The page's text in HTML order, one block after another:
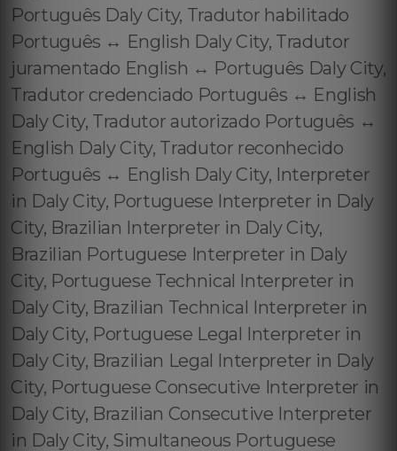
Português Daly City, Tradutor habilitado
Português ↔️ English Daly City, Tradutor
juramentado English ↔️ Português Daly City,
Tradutor credenciado Português ↔️ English
Daly City, Tradutor autorizado Português ↔️
English Daly City, Tradutor reconhecido
Português ↔️ English Daly City, Interpreter
in Daly City, Portuguese Interpreter in Daly
City, Brazilian Interpreter in Daly City,
Brazilian Portuguese Interpreter in Daly
City, Portuguese Technical Interpreter in
Daly City, Brazilian Technical Interpreter in
Daly City, Portuguese Legal Interpreter in
Daly City, Brazilian Legal Interpreter in Daly
City, Portuguese Consecutive Interpreter in
Daly City, Brazilian Consecutive Interpreter
in Daly City, Simultaneous Portuguese